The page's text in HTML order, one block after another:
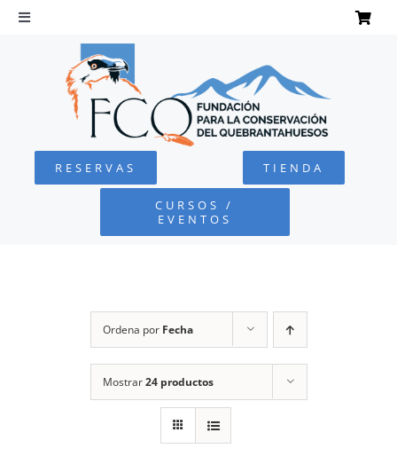
Saltar
Toggle
Navigation
QUEBRANTAHUESOS
FUNDACIÓN
RESERVAS TIENDA
CURSOS /
EVENTOS
Ordena por Fecha
Mostrar24 productos